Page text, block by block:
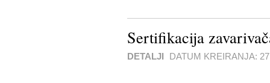
Sertifikacija
DETALJI DATUM KREIRANJA: